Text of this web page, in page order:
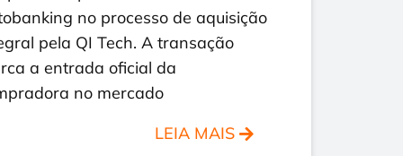
no processo de aquisição
pela QI Tech. A transação
a entrada oficial da
no mercado
LEIA MAIS